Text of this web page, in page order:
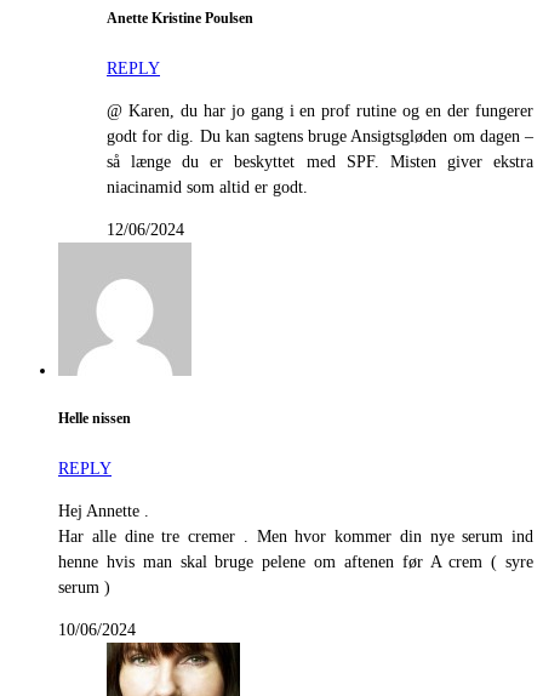
Anette Kristine Poulsen
REPLY
@ Karen, du har jo gang i en prof rutine og en der fungerer
godt for dig. Du kan sagtens bruge Ansigtsgløden om dagen –
så længe du er beskyttet med SPF. Misten giver ekstra
niacinamid som altid er godt.
12/06/2024
Helle nissen
REPLY
Hej Annette .
Har alle dine tre cremer . Men hvor kommer din nye serum ind
henne hvis man skal bruge pelene om aftenen før A crem ( syre
serum )
10/06/2024